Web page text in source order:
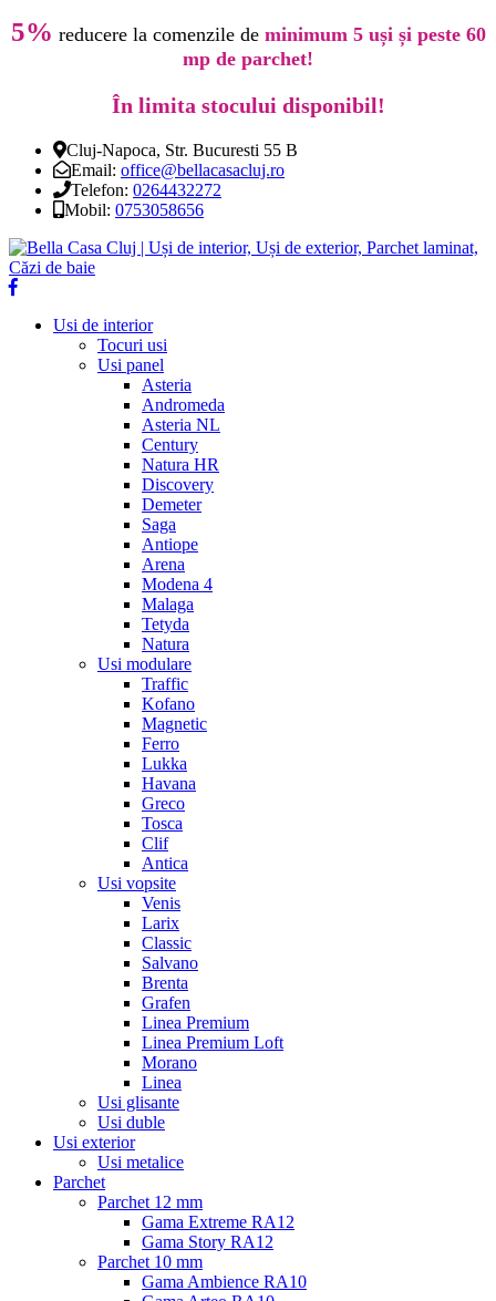
5% reducere la comenzile de minimum 5 uși și peste 60
mp de parchet!
În limita stocului disponibil!
Cluj-Napoca, Str. Bucuresti 55 B
Email: office@bellacasacluj.ro
Telefon: 0264432272
Mobil: 0753058656
Usi de interior
Tocuri usi
Usi panel
Asteria
Andromeda
Asteria NL
Century
Natura HR
Discovery
Demeter
Saga
Antiope
Arena
Modena 4
Malaga
Tetyda
Natura
Usi modulare
Traffic
Kofano
Magnetic
Ferro
Lukka
Havana
Greco
Tosca
Clif
Antica
Usi vopsite
Venis
Larix
Classic
Salvano
Brenta
Grafen
Linea Premium
Linea Premium Loft
Morano
Linea
Usi glisante
Usi duble
Usi exterior
Usi metalice
Parchet
Parchet 12 mm
Gama Extreme RA12
Gama Story RA12
Parchet 10 mm
Gama Ambience RA10